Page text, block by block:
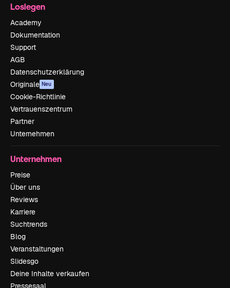
Loslegen
Academy
Dokumentation
Support
AGB
Datenschutzerklärung
Originale Neu
Cookie-Richtlinie
Vertrauenszentrum
Partner
Unternehmen
Unternehmen
Preise
Über uns
Reviews
Karriere
Suchtrends
Blog
Veranstaltungen
Slidesgo
Deine Inhalte verkaufen
Pressesaal